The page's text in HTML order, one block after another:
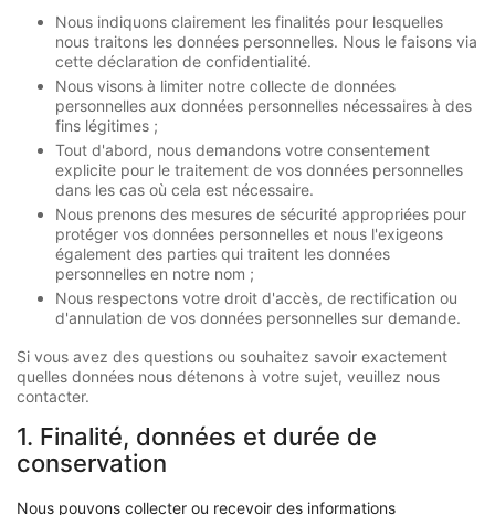
Nous indiquons clairement les finalités pour lesquelles
nous traitons les données personnelles. Nous le faisons via
cette déclaration de confidentialité.
Nous visons à limiter notre collecte de données
personnelles aux données personnelles nécessaires à des
fins légitimes ;
Tout d'abord, nous demandons votre consentement
explicite pour le traitement de vos données personnelles
dans les cas où cela est nécessaire.
Nous prenons des mesures de sécurité appropriées pour
protéger vos données personnelles et nous l'exigeons
également des parties qui traitent les données
personnelles en notre nom ;
Nous respectons votre droit d'accès, de rectification ou
d'annulation de vos données personnelles sur demande.
Si vous avez des questions ou souhaitez savoir exactement
quelles données nous détenons à votre sujet, veuillez nous
contacter.
1. Finalité, données et durée de
conservation
Nous pouvons collecter ou recevoir des informations